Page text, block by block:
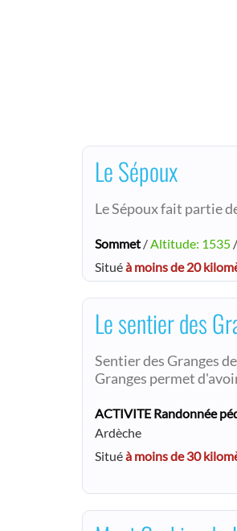
Le Sépoux
Le Sépoux fait partie
Sommet /Altitude: 1535
Situéà moins de 20
Le sentier des
Sentier des Granges
Granges permet
ACTIVITE Randonnée
Ardèche
Situéà moins de 30